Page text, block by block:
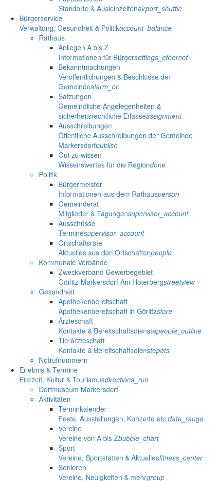
Standorte & Ausleihzeitenairport_shuttle
Bürgerservice
Verwaltung, Gesundheit & Politikaccount_balance
Rathaus
Anliegen A bis Z
Informationen für Bürgersettings_ethernet
Bekanntmachungen
Veröffentlichungen & Beschlüsse der
Gemeindealarm_on
Satzungen
Gemeindliche Angelegenheiten &
sicherheitsrechtliche Erlasseassignment
Ausschreibungen
Öffentliche Ausschreibungen der Gemeinde
Markersdorfpublish
Gut zu wissen
Wissenswertes für die Regiondone
Politik
Bürgermeister
Informationen aus dem Rathausperson
Gemeinderat
Mitglieder & Tagungensupervisor_account
Ausschüsse
Terminesupervisor_account
Ortschaftsräte
Aktuelles aus den Ortschaftenpeople
Kommunale Verbände
Zweckverband Gewerbegebiet
Görlitz-Markersdorf Am Hoterbergstreetview
Gesundheit
Apothekenbereitschaft
Apothekenbereitschaft in Görlitzstore
Ärzteschaft
Kontakte & Bereitschaftsdienstepeople_outline
Tierärzteschaft
Kontakte & Bereitschaftsdienstepets
Notrufnummern
Erlebnis & Termine
Freizeit, Kultur & Tourismusdirections_run
Dorfmuseum Markersdorf
Aktivitäten
Terminkalender
Feste, Ausstellungen, Konzerte etc.date_range
Vereine
Vereine von A bis Zbubble_chart
Sport
Vereine, Sportstätten & Aktuellesfitness_center
Senioren
Vereine, Neuigkeiten & mehrgroup